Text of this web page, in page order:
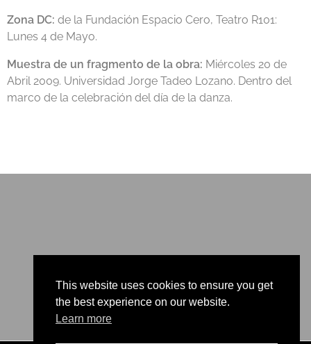
Zona DC: de la Fundación Espacio Cero, Teatro R101:
Lunes 4 de Mayo.
Muestra de un fragmento de la obra: Miércoles 20 de
Abril 2009. Universidad Jorge Tadeo Lozano. Dentro del
marco de la celebración del día de la danza.
This website uses cookies to ensure you get
the best experience on our website.
Learn more